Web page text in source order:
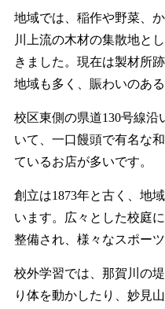
地域では、稲作や野菜、
川上流の木材の集散地と
きました。現在は製材所
地域も多く、賑わいのある
校区東側の県道130号線
いて、一口饅頭で有名な
ているお店が多いです。
創立は1873年と古く、地
います。広々とした校庭
整備され、様々なスポー
校外学習では、那賀川の
り体を動かしたり、妙見